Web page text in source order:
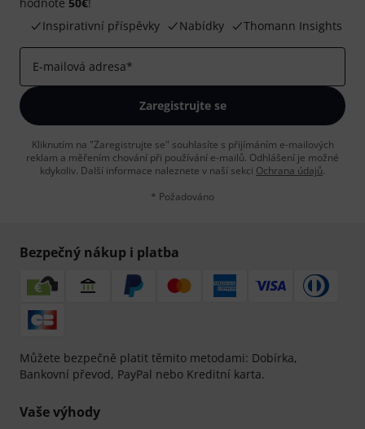
Inspirativní příspěvky
Nabídky Thomann Insights
E-mailová adresa*
Zaregistrujte se
Kliknutím na "Zaregistrujte se" souhlasíte s přijímáním e-mailových
reklam a měřením chování při používání e-mailů. Odhlášení je možné
kdykoliv. Další informace naleznete v naší sekci Ochrana údajů.
* Požadováno
Bezpečný nákup i platba
Můžete bezpečně platit těmito metodami: Dobírka,
Bankovní převod, PayPal nebo Kreditní karta.
Vaše výhody